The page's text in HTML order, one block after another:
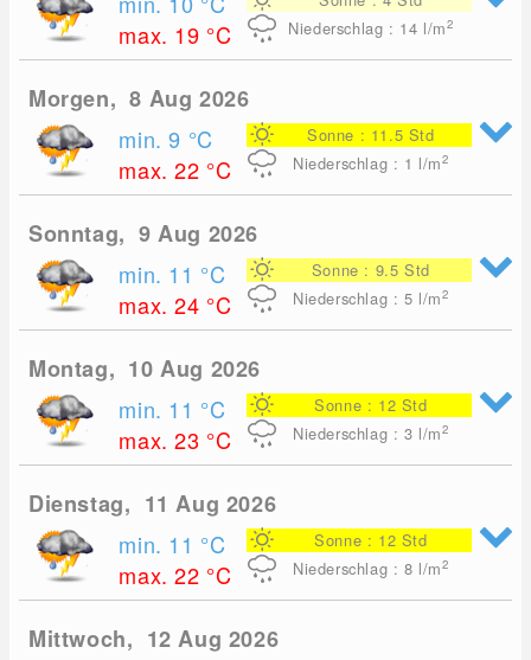
max. 19 °C
Niederschlag : 14 l/m2
Morgen, 8 Aug 2026
min. 9 °C
max. 22 °C
Sonne : 11.5 Std
Niederschlag : 1 l/m2
Sonntag, 9 Aug 2026
min. 11 °C
max. 24 °C
Sonne : 9.5 Std
Niederschlag : 5 l/m2
Montag, 10 Aug 2026
min. 11 °C
max. 23 °C
Sonne : 12 Std
Niederschlag : 3 l/m2
Dienstag, 11 Aug 2026
min. 11 °C
max. 22 °C
Sonne : 12 Std
Niederschlag : 8 l/m2
Mittwoch, 12 Aug 2026